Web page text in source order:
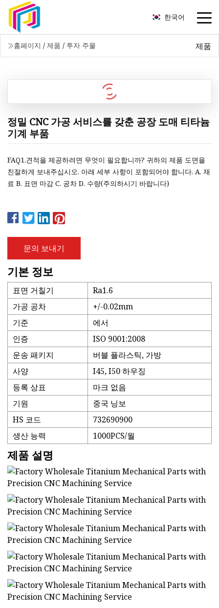
한국어
홈페이지 / 제품 / 투자 주물 제품
정밀 CNC 가공 서비스를 갖춘 공장 도매 티타늄
기계 부품
FAQ1.견적을 제공하려면 무엇이 필요합니까? 귀하의 제품 도면을
친절하게 보내주십시오. 아래 세부 사항이 포함되어야 합니다. A. 재
료 B. 표면 마감 C. 공차 D. 수량(주의하시기 바랍니다)
문의 보내기
기본 정보
표면 거칠기
Ra1.6
가공 공차
+/-0.02mm
기준
에서
인증
ISO 9001:2008
운송 패키지
버블 플라스틱, 가방
사양
I45, I50 하우징
등록 상표
마크 없음
기원
중국 닝보
HS 코드
732690900
생산 능력
1000PCS/월
제품 설명